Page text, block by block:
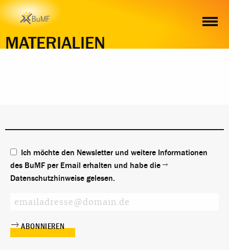
MATERIALIEN
Ich möchte den Newsletter und weitere Informationen
des BuMF per Email erhalten und habe die
Datenschutzhinweise gelesen.